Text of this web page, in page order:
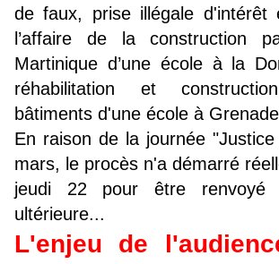
de faux, prise illégale d'intérêt
l’affaire de la construction
Martinique d’une école à la
réhabilitation et
bâtiments d'une école à
En raison de la journée
mars, le procès n'a démarré
jeudi 22 pour être
ultérieure...
L'enjeu de